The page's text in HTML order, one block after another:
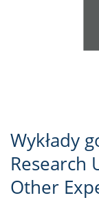
Wykłady
Research
Other